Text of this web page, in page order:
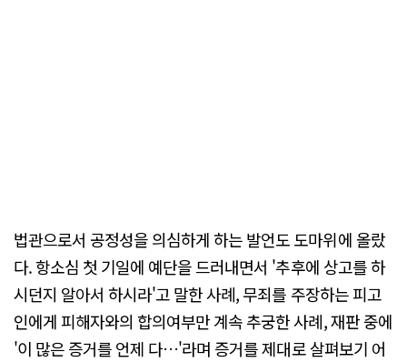
법관으로서 공정성을 의심하게 하는 발언도 도마위에 올랐
다. 항소심 첫 기일에 예단을 드러내면서 '추후에 상고를 하
시던지 알아서 하시라'고 말한 사례, 무죄를 주장하는 피고
인에게 피해자와의 합의여부만 계속 추궁한 사례, 재판 중에
'이 많은 증거를 언제 다…'라며 증거를 제대로 살펴보기 어